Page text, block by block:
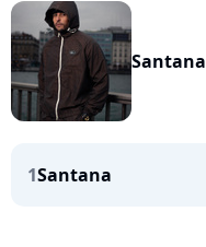
Santana
1Santana